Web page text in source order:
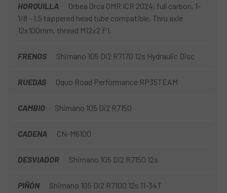
nivel.
HORQUILLA
Orbea Orca OMR ICR 2024, full carbon, 1-
1/8 - 1,5 tappered head tube compatible, Thru axle
12x100mm, thread M12x2 P1.
FRENOS Shimano 105 Di2 R7170 12s Hydraulic Disc
RUEDAS Oquo Road Performance RP35TEAM
CAMBIO Shimano 105 Di2 R7150
CADENA CN-M6100
DESVIADOR Shimano 105 Di2 R7150 12s
PIÑÓN Shimano 105 Di2 R7100 12s 11-34T